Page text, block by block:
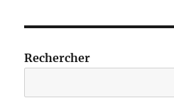
Rechercher